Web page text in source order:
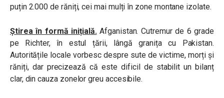
puțin 2.000 de răniți, cei mai mulți în zone montane izolate.
Știrea în formă inițială.Afganistan. Cutremur de 6 grade
pe Richter, în estul țării, lângă granița cu Pakistan.
Autoritățile locale vorbesc despre sute de victime, morți și
răniți, dar precizează că este dificil de stabilit un bilanț
clar, din cauza zonelor greu accesibile.